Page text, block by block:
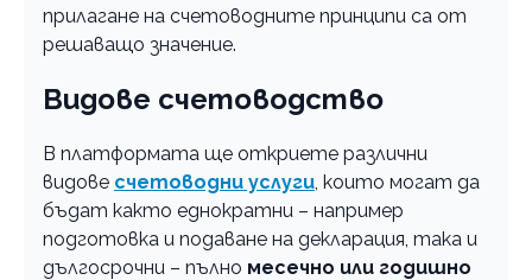
прилагане на счетоводните принципи са от
решаващо значение.
Видове счетоводство
В платформата ще откриете различни
видове счетоводни услуги , които могат да
бъдат както еднократни – например
подготовка и подаване на декларация, така и
дългосрочни – пълно месечно или годишно